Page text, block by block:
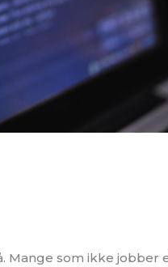
Mange som ikke jobber